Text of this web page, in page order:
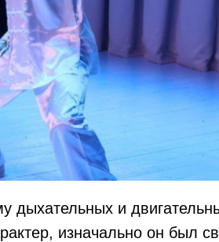
дыхательных и
изначально он был